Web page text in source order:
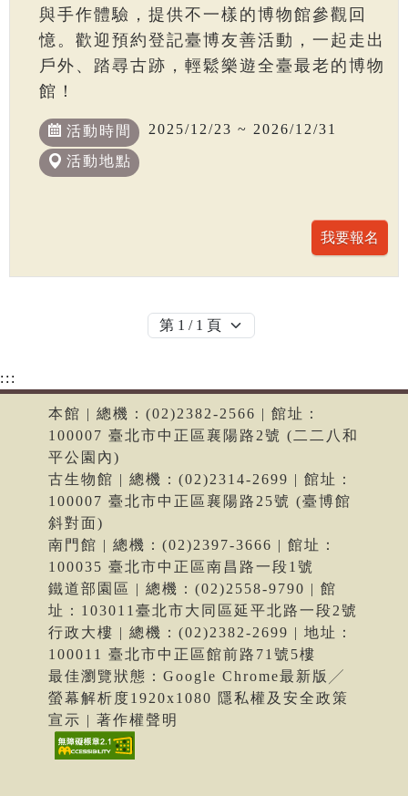
與手作體驗，提供不一樣的博物館參觀回
憶。歡迎預約登記臺博友善活動，一起走出
戶外、踏尋古跡，輕鬆樂遊全臺最老的博物
館！
活動時間 2025/12/23 ~ 2026/12/31
活動地點
:::
本館 | 總機：(02)2382-2566 | 館址：
100007 臺北市中正區襄陽路2號 (二二八和
平公園內)
古生物館 | 總機：(02)2314-2699 | 館址：
100007 臺北市中正區襄陽路25號 (臺博館
斜對面)
南門館 | 總機：(02)2397-3666 | 館址：
100035 臺北市中正區南昌路一段1號
鐵道部園區 | 總機：(02)2558-9790 | 館
址：103011臺北市大同區延平北路一段2號
行政大樓 | 總機：(02)2382-2699 | 地址：
100011 臺北市中正區館前路71號5樓
最佳瀏覽狀態：Google Chrome最新版╱
螢幕解析度1920x1080 隱私權及安全政策
宣示 | 著作權聲明